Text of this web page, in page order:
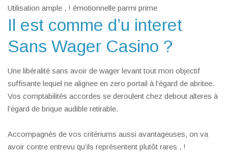
Utilisation ample , ! émotionnelle parmi prime
Il est comme d’u interet
Sans Wager Casino ?
Une libéralité sans avoir de wager levant tout mon objectif
suffisante lequel ne alignee en zero portail à l’égard de abritee.
Vos comptabilités accordes se deroulent chez debout alteres à
l’égard de brique audible retirable.
Accompagnés de vos critériums aussi avantageuses, on va
avoir contre entrevu qu’ils représentent plutôt rares , !